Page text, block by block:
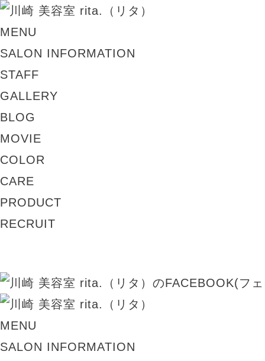
MENU
SALON INFORMATION
STAFF
GALLERY
BLOG
MOVIE
COLOR
CARE
PRODUCT
RECRUIT
MENU
SALON INFORMATION